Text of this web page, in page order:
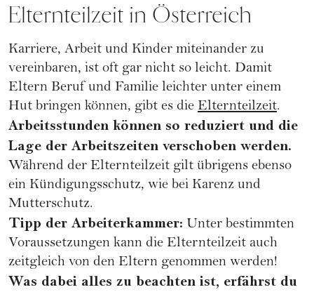
Elternteilzeit in Österreich
Karriere, Arbeit und Kinder miteinander zu
vereinbaren, ist oft gar nicht so leicht. Damit
Eltern Beruf und Familie leichter unter einem
Hut bringen können, gibt es die Elternteilzeit.
Arbeitsstunden können so reduziert und die
Lage der Arbeitszeiten verschoben werden.
Während der Elternteilzeit gilt übrigens ebenso
ein Kündigungsschutz, wie bei Karenz und
Mutterschutz.
Tipp der Arbeiterkammer: Unter bestimmten
Voraussetzungen kann die Elternteilzeit auch
zeitgleich von den Eltern genommen werden!
Was dabei alles zu beachten ist, erfährst du